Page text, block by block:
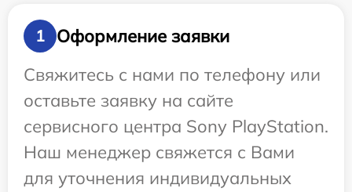
1
Оформление заявки
Свяжитесь с нами по телефону или
оставьте заявку на сайте
сервисного центра Sony PlayStation.
Наш менеджер свяжется с Вами
для уточнения индивидуальных